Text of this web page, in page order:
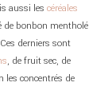
aussi les céréales
de bonbon mentholé
derniers sont
, de fruit sec, de
les concentrés de